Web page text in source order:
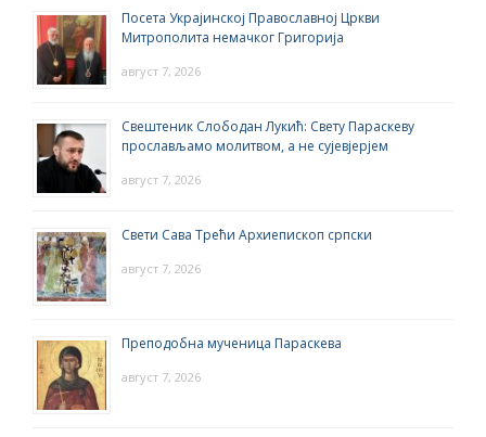
Посета Украјинској Православној Цркви
Митрополита немачког Григорија
август 7, 2026
Свештеник Слободан Лукић: Свету Параскеву
прослављамо молитвом, а не сујевјерјем
август 7, 2026
Свети Сава Трећи Архиепископ српски
август 7, 2026
Преподобна мученица Параскева
август 7, 2026